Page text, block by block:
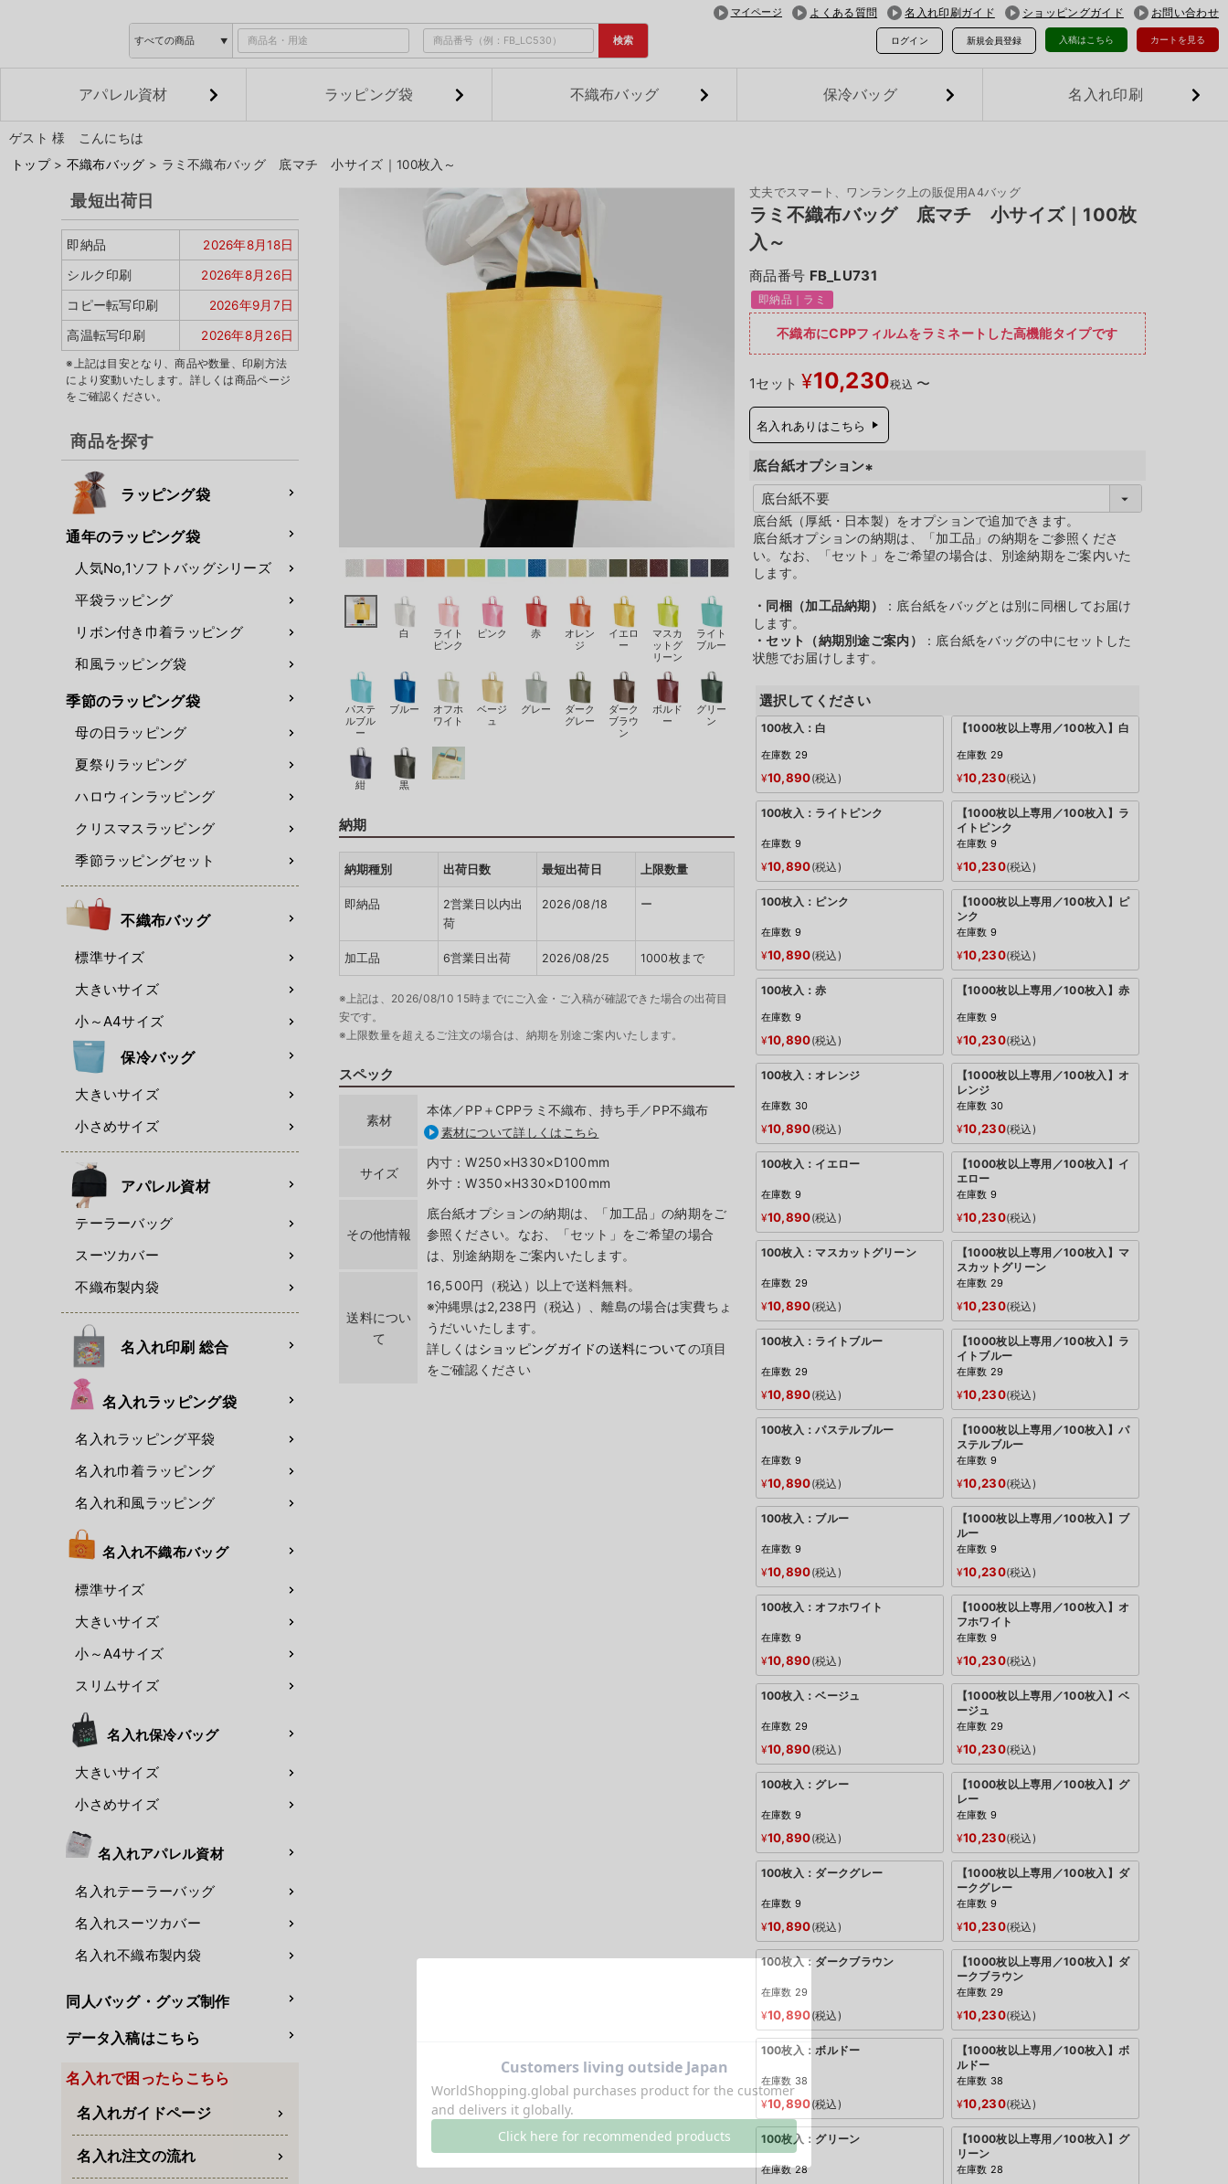
検索
マイページ よくある質問 名入れ印刷ガイド ショッピングガイド お問い合わせ
カートを見る
入稿はこちら
ログイン 新規会員登録
アパレル資材 ラッピング袋 不織布バッグ 保冷バッグ 名入れ印刷
ゲスト 様 こんにちは
トップ 不織布バッグ ラミ不織布バッグ 底マチ 小サイズ｜100枚入～
最短出荷日
即納品 2026年8月18日
シルク印刷 2026年8月26日
コピー転写印刷 2026年9月7日
高温転写印刷 2026年8月26日
※上記は目安となり、商品や数量、印刷方法
により変動いたします。詳しくは商品ページ
をご確認ください。
商品を探す
ラッピング袋
通年のラッピング袋
人気No,1ソフトバッグシリーズ
平袋ラッピング
リボン付き巾着ラッピング
和風ラッピング袋
季節のラッピング袋
母の日ラッピング
夏祭りラッピング
ハロウィンラッピング
クリスマスラッピング
季節ラッピングセット
不織布バッグ
標準サイズ
大きいサイズ
小～A4サイズ
保冷バッグ
大きいサイズ
小さめサイズ
アパレル資材
テーラーバッグ
スーツカバー
不織布製内袋
名入れ印刷 総合
名入れラッピング袋
名入れラッピング平袋
名入れ巾着ラッピング
名入れ和風ラッピング
名入れ不織布バッグ
標準サイズ
大きいサイズ
小～A4サイズ
スリムサイズ
名入れ保冷バッグ
大きいサイズ
小さめサイズ
名入れアパレル資材
名入れテーラーバッグ
名入れスーツカバー
名入れ不織布製内袋
同人バッグ・グッズ制作
データ入稿はこちら
名入れで困ったらこちら
名入れガイドページ
名入れ注文の流れ
白
ライト
ピンク
ピンク 赤
オレン
ジ
イエロ
ー
マスカ
ットグ
リーン
ライト
ブルー
パステ
ルブル
ー
ブルー
オフホ
ワイト
ベージ
ュ
グレー
ダーク
グレー
ダーク
ブラウ
ン
ボルド
ー
グリー
ン
紺 黒
納期
納期種別 出荷日数 最短出荷日 上限数量
即納品
2営業日以内出
荷
2026/08/18 ー
加工品 6営業日出荷 2026/08/25 1000枚まで
※上記は、2026/08/10 15時までにご入金・ご入稿が確認できた場合の出荷目
安です。
※上限数量を超えるご注文の場合は、納期を別途ご案内いたします。
スペック
素材
本体／PP＋CPPラミ不織布、持ち手／PP不織布
素材について詳しくはこちら
サイズ
内寸：W250×H330×D100mm
外寸：W350×H330×D100mm
その他情報
底台紙オプションの納期は、「加工品」の納期をご
参照ください。なお、「セット」をご希望の場合
は、別途納期をご案内いたします。
送料につい
て
16,500円（税込）以上で送料無料。
※沖縄県は2,238円（税込）、離島の場合は実費ちょ
うだいいたします。
詳しくはショッピングガイドの送料についての項目
をご確認ください
丈夫でスマート、ワンランク上の販促用A4バッグ
ラミ不織布バッグ 底マチ 小サイズ｜100枚
入～
商品番号 FB_LU731
即納品｜ラミ
不織布にCPPフィルムをラミネートした高機能タイプです
1セット ¥10,230税込 〜
名入れありはこちら
底台紙オプション
必
須
底台紙（厚紙・日本製）をオプションで追加できます。
底台紙オプションの納期は、「加工品」の納期をご参照くださ
い。なお、「セット」をご希望の場合は、別途納期をご案内いた
します。
・同梱（加工品納期）
：底台紙をバッグとは別に同梱してお届け
します。
・セット（納期別途ご案内）
：底台紙をバッグの中にセットした
状態でお届けします。
選択してください
100枚入：白
在庫数 29
¥10,890 税込
【1000枚以上専用／100枚入】白
在庫数 29
¥10,230 税込
100枚入：ライトピンク
在庫数 9
¥10,890 税込
【1000枚以上専用／100枚入】ラ
イトピンク
在庫数 9
¥10,230 税込
100枚入：ピンク
在庫数 9
¥10,890 税込
【1000枚以上専用／100枚入】ピ
ンク
在庫数 9
¥10,230 税込
100枚入：赤
在庫数 9
¥10,890 税込
【1000枚以上専用／100枚入】赤
在庫数 9
¥10,230 税込
100枚入：オレンジ
在庫数 30
¥10,890 税込
【1000枚以上専用／100枚入】オ
レンジ
在庫数 30
¥10,230 税込
100枚入：イエロー
在庫数 9
¥10,890 税込
【1000枚以上専用／100枚入】イ
エロー
在庫数 9
¥10,230 税込
100枚入：マスカットグリーン
在庫数 29
¥10,890 税込
【1000枚以上専用／100枚入】マ
スカットグリーン
在庫数 29
¥10,230 税込
100枚入：ライトブルー
在庫数 29
¥10,890 税込
【1000枚以上専用／100枚入】ラ
イトブルー
在庫数 29
¥10,230 税込
100枚入：パステルブルー
在庫数 9
¥10,890 税込
【1000枚以上専用／100枚入】パ
ステルブルー
在庫数 9
¥10,230 税込
100枚入：ブルー
在庫数 9
¥10,890 税込
【1000枚以上専用／100枚入】ブ
ルー
在庫数 9
¥10,230 税込
100枚入：オフホワイト
在庫数 9
¥10,890 税込
【1000枚以上専用／100枚入】オ
フホワイト
在庫数 9
¥10,230 税込
100枚入：ベージュ
在庫数 29
¥10,890 税込
【1000枚以上専用／100枚入】ベ
ージュ
在庫数 29
¥10,230 税込
100枚入：グレー
在庫数 9
¥10,890 税込
【1000枚以上専用／100枚入】グ
レー
在庫数 9
¥10,230 税込
100枚入：ダークグレー
在庫数 9
¥10,890 税込
【1000枚以上専用／100枚入】ダ
ークグレー
在庫数 9
¥10,230 税込
100枚入：ダークブラウン
在庫数 29
¥10,890 税込
【1000枚以上専用／100枚入】ダ
ークブラウン
在庫数 29
¥10,230 税込
100枚入：ボルドー
在庫数 38
¥10,890 税込
【1000枚以上専用／100枚入】ボ
ルドー
在庫数 38
¥10,230 税込
100枚入：グリーン
在庫数 28
【1000枚以上専用／100枚入】グ
リーン
在庫数 28